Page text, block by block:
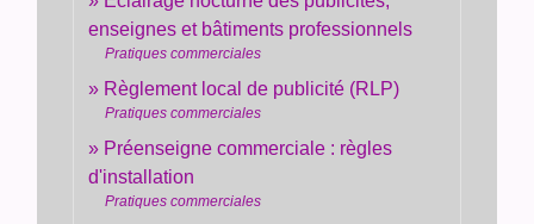
enseignes et bâtiments professionnels
Pratiques commerciales
Règlement local de publicité (RLP)
Pratiques commerciales
Préenseigne commerciale : règles
d'installation
Pratiques commerciales